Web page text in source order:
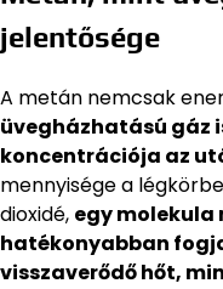
jelentősége
A metán nemcsak
üvegházhatású gáz
koncentrációja az
mennyisége a
dioxidé, egy molekula
hatékonyabban
visszaverődő hőt,